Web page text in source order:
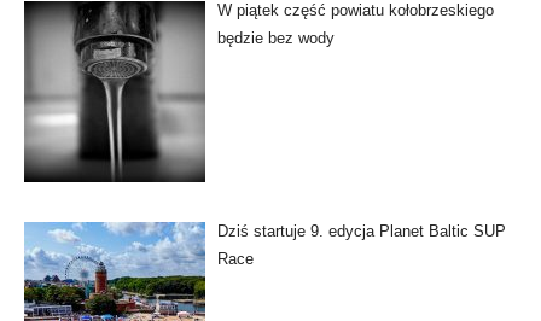
W piątek część powiatu kołobrzeskiego
będzie bez wody
Dziś startuje 9. edycja Planet Baltic SUP
Race